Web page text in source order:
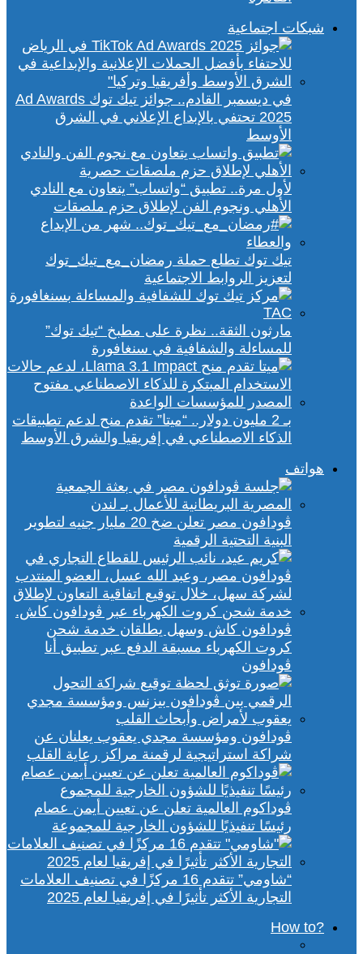
شبكات اجتماعية
في ديسمبر القادم.. جوائز تيك توك Ad Awards
2025 تحتفي بالإبداع الإعلاني في الشرق
الأوسط
لأول مرة.. تطبيق “واتساب” يتعاون مع النادي
الأهلي ونجوم الفن لإطلاق حزم ملصقات
تيك توك تطلع حملة رمضان_مع_تيك_توك
لتعزيز الروابط الاجتماعية
مارثون الثقة.. نظرة على مطبخ “تيك توك”
للمساءلة والشفافية في سنغافورة
بـ 2 مليون دولار.. “ميتا” تقدم منح لدعم تطبيقات
الذكاء الاصطناعي في إفريقيا والشرق الأوسط
هواتف
ڤودافون مصر تعلن ضخ 20 مليار جنيه لتطوير
البنية التحتية الرقمية
ڤودافون كاش وسهل يطلقان خدمة شحن
كروت الكهرباء مسبقة الدفع عبر تطبيق أنا
ڤودافون
ڤودافون ومؤسسة مجدي يعقوب يعلنان عن
شراكة استراتيجية لرقمنة مراكز رعاية القلب
ڤوداكوم العالمية تعلن عن تعيين أيمن عصام
رئيسًا تنفيذيًا للشؤون الخارجية للمجموعة
“شاومي” تتقدم 16 مركزًا في تصنيف العلامات
التجارية الأكثر تأثيرًا في إفريقيا لعام 2025
?How to